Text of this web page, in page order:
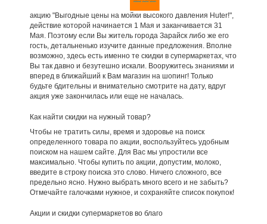
акцию "Выгодные цены на мойки высокого давления Huter!",
действие которой начинается 1 Мая и заканчивается 31
Мая. Поэтому если Вы житель города Зарайск либо же его
гость, детальненько изучите данные предложения. Вполне
возможно, здесь есть именно те скидки в супермаркетах, что
Вы так давно и безутешно искали. Вооружитесь знаниями и
вперед в ближайший к Вам магазин на шопинг! Только
будьте бдительны и внимательно смотрите на дату, вдруг
акция уже закончилась или еще не началась.
Как найти скидки на нужный товар?
Чтобы не тратить силы, время и здоровье на поиск
определенного товара по акции, воспользуйтесь удобным
поиском на нашем сайте. Для Вас мы упростили все
максимально. Чтобы купить по акции, допустим, молоко,
введите в строку поиска это слово. Ничего сложного, все
предельно ясно. Нужно выбрать много всего и не забыть?
Отмечайте галочками нужное, и сохраняйте список покупок!
Акции и скидки супермаркетов во благо